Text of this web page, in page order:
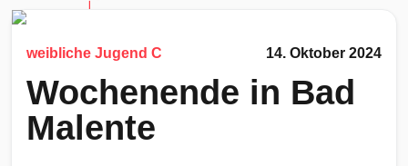
weibliche Jugend C 14. Oktober 2024
Wochenende in Bad
Malente